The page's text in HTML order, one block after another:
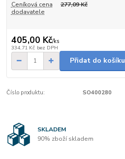
Ceníková cena
dodavatele
277,09 Kč
405,00 Kč/ks
334,71 Kč bez DPH
Přidat do košíku
Číslo produktu: SO400280
SKLADEM
90% zboží skladem